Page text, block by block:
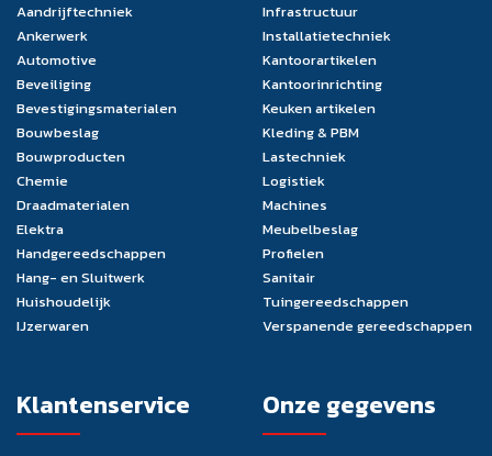
Aandrijftechniek
Ankerwerk
Automotive
Beveiliging
Bevestigingsmaterialen
Bouwbeslag
Bouwproducten
Chemie
Draadmaterialen
Elektra
Handgereedschappen
Hang- en Sluitwerk
Huishoudelijk
IJzerwaren
Infrastructuur
Installatietechniek
Kantoorartikelen
Kantoorinrichting
Keuken artikelen
Kleding & PBM
Lastechniek
Logistiek
Machines
Meubelbeslag
Profielen
Sanitair
Tuingereedschappen
Verspanende gereedschappen
Klantenservice Onze gegevens